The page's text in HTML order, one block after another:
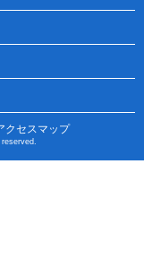
クセスマップ